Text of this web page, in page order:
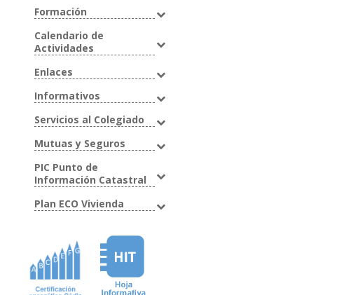
Formación
Calendario de
Actividades
Enlaces
Informativos
Servicios al Colegiado
Mutuas y Seguros
PIC Punto de
Información Catastral
Plan ECO Vivienda